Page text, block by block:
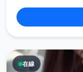
在線